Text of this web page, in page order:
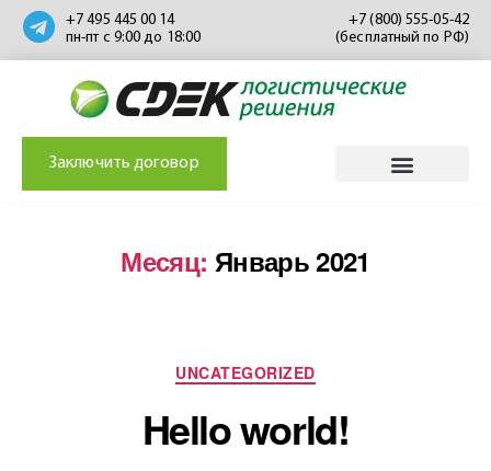
+7 495 445 00 14
пн-пт с 9:00 до 18:00
+7 (800) 555-05-42
(бесплатный по РФ)
Заключить договор
Месяц: Январь 2021
UNCATEGORIZED
Hello world!